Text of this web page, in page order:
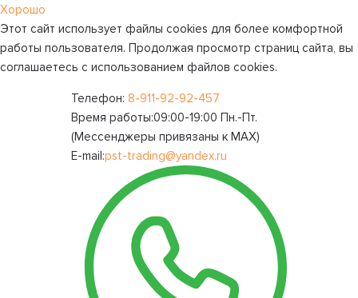
Хорошо
Этот сайт использует файлы cookies для более комфортной
работы пользователя. Продолжая просмотр страниц сайта, вы
соглашаетесь с использованием файлов cookies.
Телефон: 8-911-92-92-457
Время работы:09:00-19:00 Пн.-Пт.
(Мессенджеры привязаны к МАХ)
E-mail:pst-trading@yandex.ru